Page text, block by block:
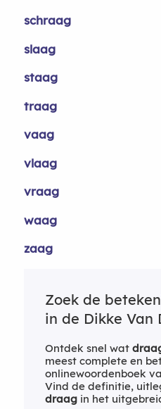
schraag
slaag
staag
traag
vaag
vlaag
vraag
waag
zaag
Zoek de
in de Dikke Van
Ontdek snel wat
meest complete en
onlinewoordenboek
Vind de definitie,
draagin het